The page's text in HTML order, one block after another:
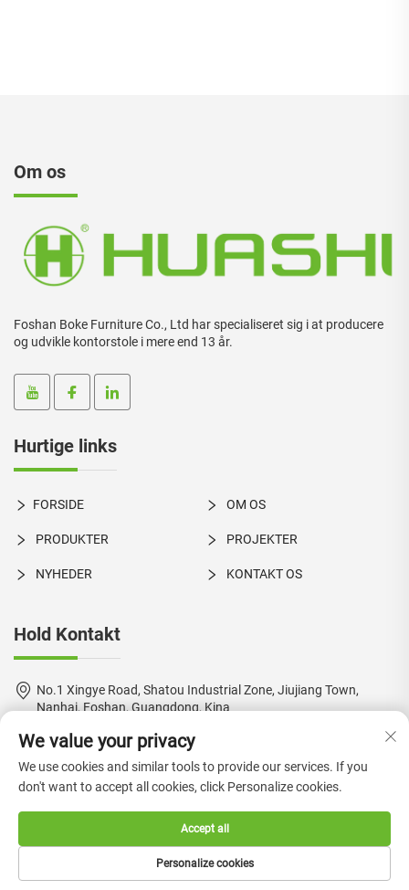
Om os
Foshan Boke Furniture Co., Ltd har specialiseret sig i at producere
og udvikle kontorstole i mere end 13 år.
Hurtige links
FORSIDE OM OS
PRODUKTER PROJEKTER
NYHEDER KONTAKT OS
Hold Kontakt
No.1 Xingye Road, Shatou Industrial Zone, Jiujiang Town,
Nanhai, Foshan, Guangdong, Kina
+86-18924550960
[email protected]
Copyright © 2024 by Foshan Boke Furniture Co., Ltd. —
Privatlivspolitik
We value your privacy
We use cookies and similar tools to provide our services. If you
don't want to accept all cookies, click Personalize cookies.
Personalize cookies
Accept all